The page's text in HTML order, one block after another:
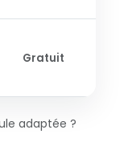
Gratuit
adaptée ?